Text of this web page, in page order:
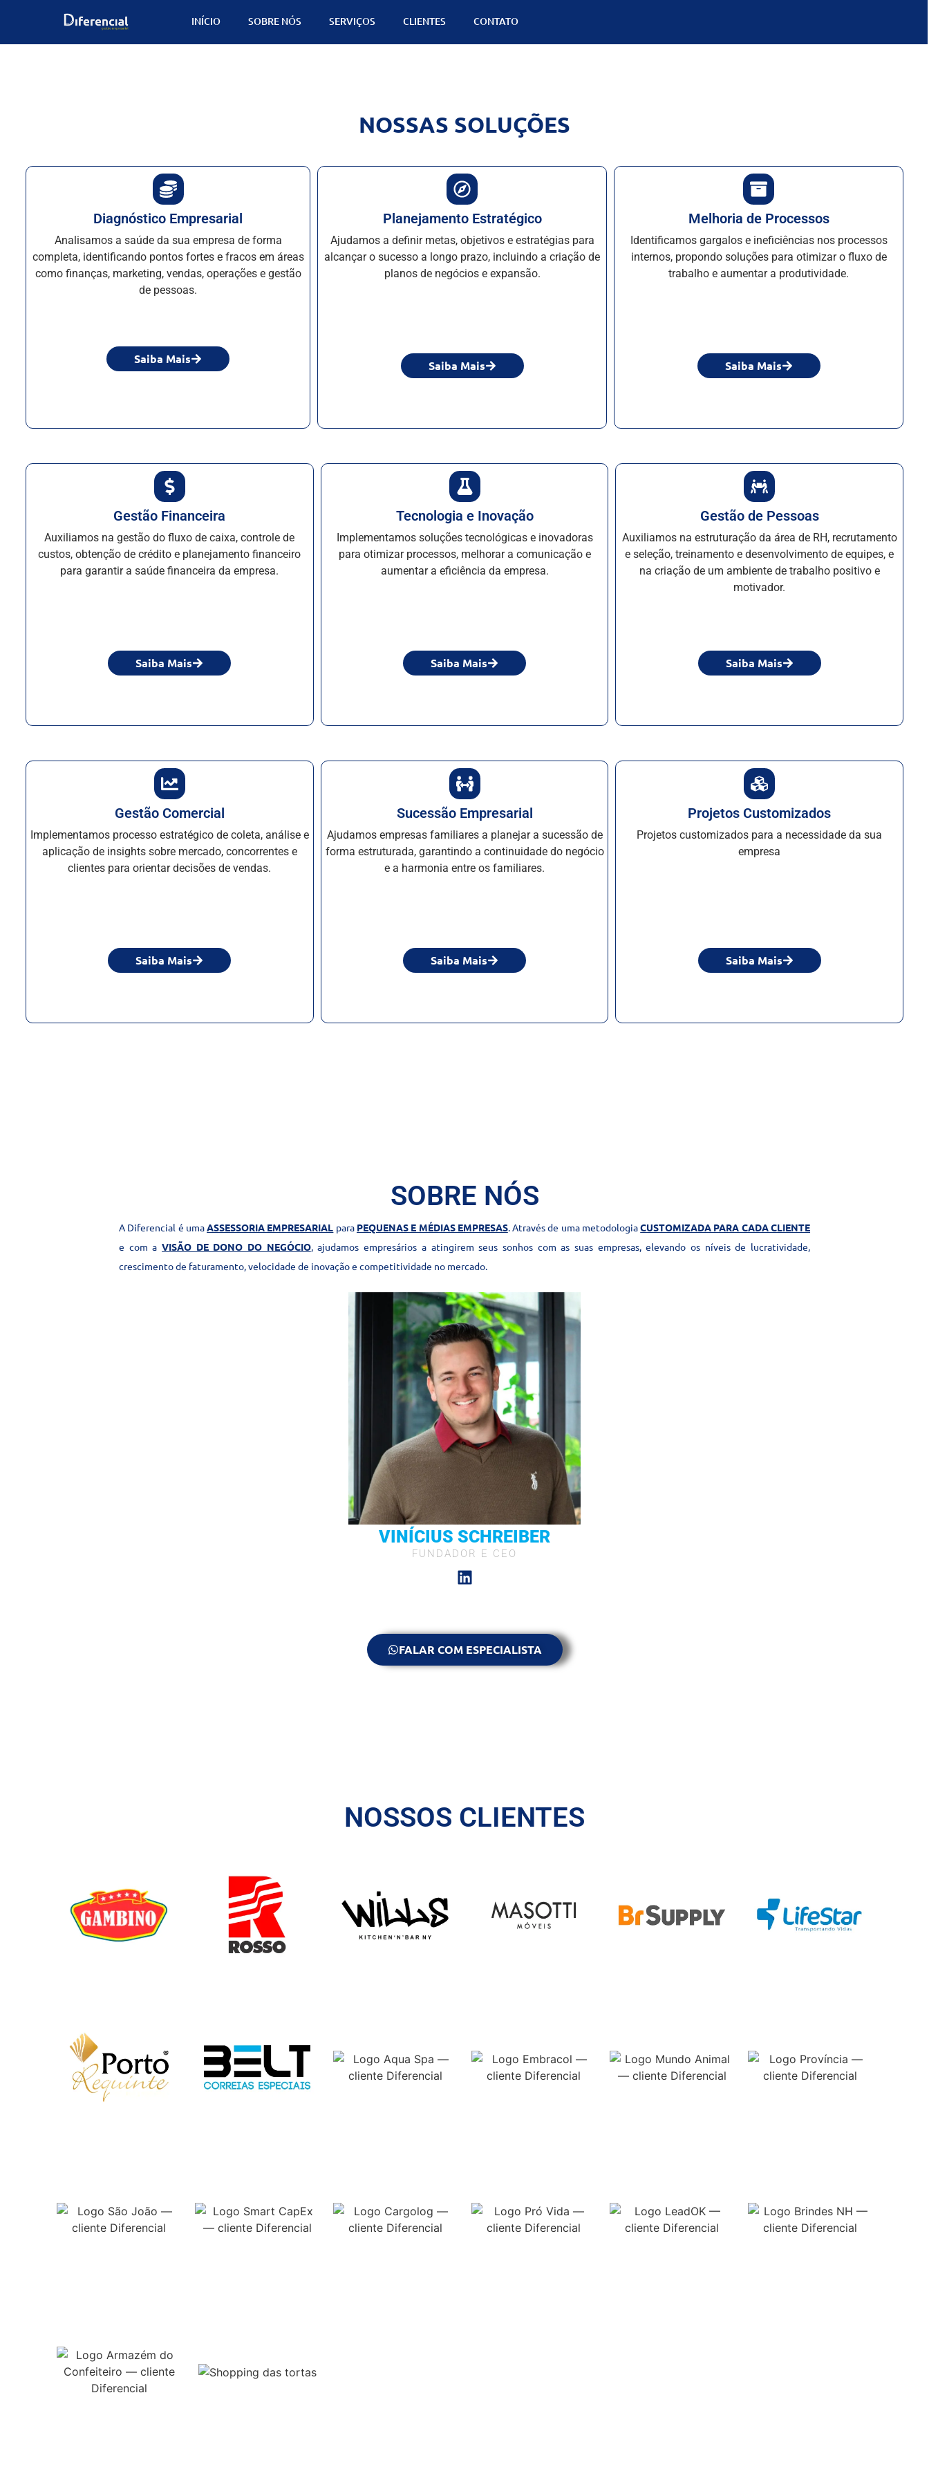
INÍCIO SOBRE NÓS SERVIÇOS CLIENTES CONTATO
NOSSAS SOLUÇÕES
Diagnóstico Empresarial
Analisamos a saúde da sua empresa de forma
completa, identificando pontos fortes e fracos em áreas
como finanças, marketing, vendas, operações e gestão
de pessoas.
Saiba Mais
Planejamento Estratégico
Ajudamos a definir metas, objetivos e estratégias para
alcançar o sucesso a longo prazo, incluindo a criação de
planos de negócios e expansão.
Saiba Mais
Melhoria de Processos
Identificamos gargalos e ineficiências nos processos
internos, propondo soluções para otimizar o fluxo de
trabalho e aumentar a produtividade.
Saiba Mais
Gestão Financeira
Auxiliamos na gestão do fluxo de caixa, controle de
custos, obtenção de crédito e planejamento financeiro
para garantir a saúde financeira da empresa.
Saiba Mais
Tecnologia e Inovação
Implementamos soluções tecnológicas e inovadoras
para otimizar processos, melhorar a comunicação e
aumentar a eficiência da empresa.
Saiba Mais
Gestão de Pessoas
Auxiliamos na estruturação da área de RH, recrutamento
e seleção, treinamento e desenvolvimento de equipes, e
na criação de um ambiente de trabalho positivo e
motivador.
Saiba Mais
Gestão Comercial
Implementamos processo estratégico de coleta, análise e
aplicação de insights sobre mercado, concorrentes e
clientes para orientar decisões de vendas.
Saiba Mais
Sucessão Empresarial
Ajudamos empresas familiares a planejar a sucessão de
forma estruturada, garantindo a continuidade do negócio
e a harmonia entre os familiares.
Saiba Mais
Projetos Customizados
Projetos customizados para a necessidade da sua
empresa
Saiba Mais
SOBRE NÓS
A Diferencial é umaASSESSORIA EMPRESARIAL para PEQUENAS E MÉDIAS EMPRESAS. Através de uma metodologiaCUSTOMIZADA PARA CADA CLIENTE
e com aVISÃO DE DONO DO NEGÓCIO, ajudamos empresários a atingirem seus sonhos com as suas empresas, elevando os níveis de lucratividade,
crescimento de faturamento, velocidade de inovação e competitividade no mercado.
VINÍCIUS SCHREIBER
FUNDADOR E CEO
FALAR COM ESPECIALISTA
NOSSOS CLIENTES